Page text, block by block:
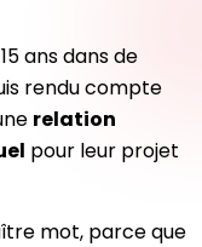
ans dans de
rendu compte
relation
pour leur projet
mot, parce que